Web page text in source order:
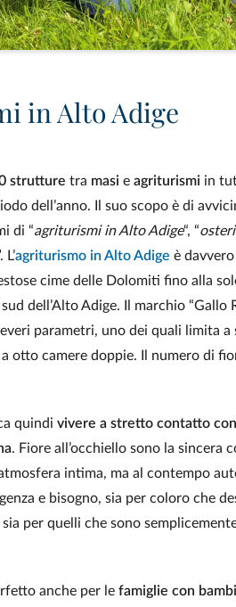
in Alto Adige
strutture tra masi e agriturismi in
dell’anno. Il suo scopo è di
di “agriturismi in Alto Adige“, “
L’agriturismo in Alto Adige è davvero
cime delle Dolomiti fino alla
dell’Alto Adige. Il marchio “Gallo
parametri, uno dei quali limita a
otto camere doppie. Il numero di
quindi vivere a stretto contatto
. Fiore all’occhiello sono la sincera
intima, ma al contempo
e bisogno, sia per coloro che
sia per quelli che sono
anche per le famiglie con